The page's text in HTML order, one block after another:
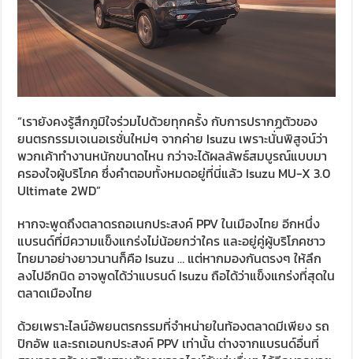
“เรายังคงรู้สึกภูมิใจร่วมไปด้วยทุกครั้ง กับการปรากฏตัวของ
ยนตรกรรมเจเนอเรชั่นใหม่ๆ จากค่าย Isuzu เพราะนั่นพิสูจน์ว่า
พวกเค้าทำงานหนักขนาดไหน กว่าจะได้ผลลัพธ์สมบูรณ์แบบมา
ครองใจผู้บริโภค ซึ่งคำตอบทั้งหมดอยู่ที่นี่แล้ว Isuzu MU-X 3.0
Ultimate 2WD”
หากจะพูดถึงตลาดรถอเนกประสงค์ PPV ในเมืองไทย อีกหนึ่ง
แบรนด์ที่มีความแข็งแกร่งไม่น้อยกว่าใคร และอยู่คู่ผู้บริโภคชาว
ไทยมาอย่างยาวนานก็คือ Isuzu … แต่หากมองกันตรงๆ ให้ลึก
ลงไปอีกนิด อาจพูดได้ว่าแบรนด์ Isuzu ถือได้ว่าแข็งแกร่งที่สุดใน
ตลาดเมืองไทย
ด้วยเพราะไลน์อัพยนตรกรรมที่จำหน่ายในท้องตลาดมีเพียง รถ
ปิกอัพ และรถเอนกประสงค์ PPV เท่านั้น ต่างจากแบรนด์อื่นที่